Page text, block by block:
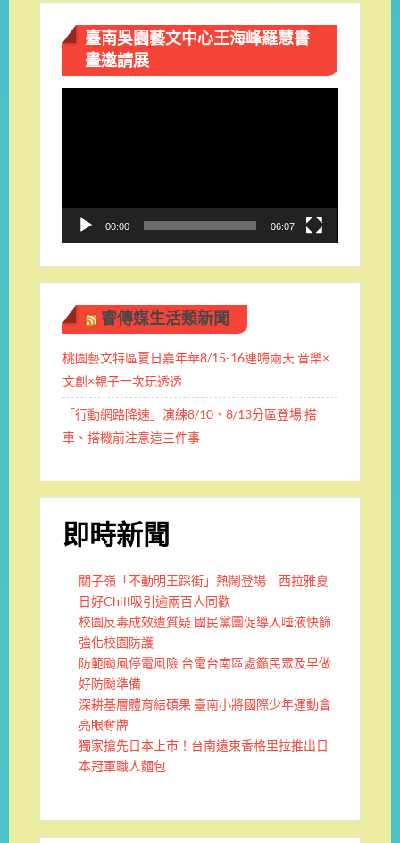
臺南吳園藝文中心王海峰羅慧書
畫邀請展
00:00 06:07
睿傳媒生活類新聞
桃園藝文特區夏日嘉年華8/15-16連嗨兩天 音樂×
文創×親子一次玩透透
「行動網路降速」演練8/10、8/13分區登場 搭
車、搭機前注意這三件事
即時新聞
關子嶺「不動明王踩街」熱鬧登場 西拉雅夏
日好Chill吸引逾兩百人同歡
校園反毒成效遭質疑 國民黨團促導入唾液快篩
強化校園防護
防範颱風停電風險 台電台南區處籲民眾及早做
好防颱準備
深耕基層體育結碩果 臺南小將國際少年運動會
亮眼奪牌
獨家搶先日本上市！台南遠東香格里拉推出日
本冠軍職人麵包